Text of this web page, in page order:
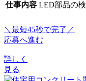
仕事内容 LED部品の
＼最短45秒で完了／
応募へ進む
詳しく
見る